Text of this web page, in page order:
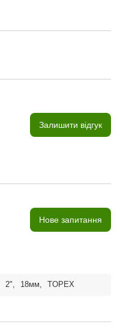
Залишити відгук
Нове запитання
2", 18мм, TOPEX